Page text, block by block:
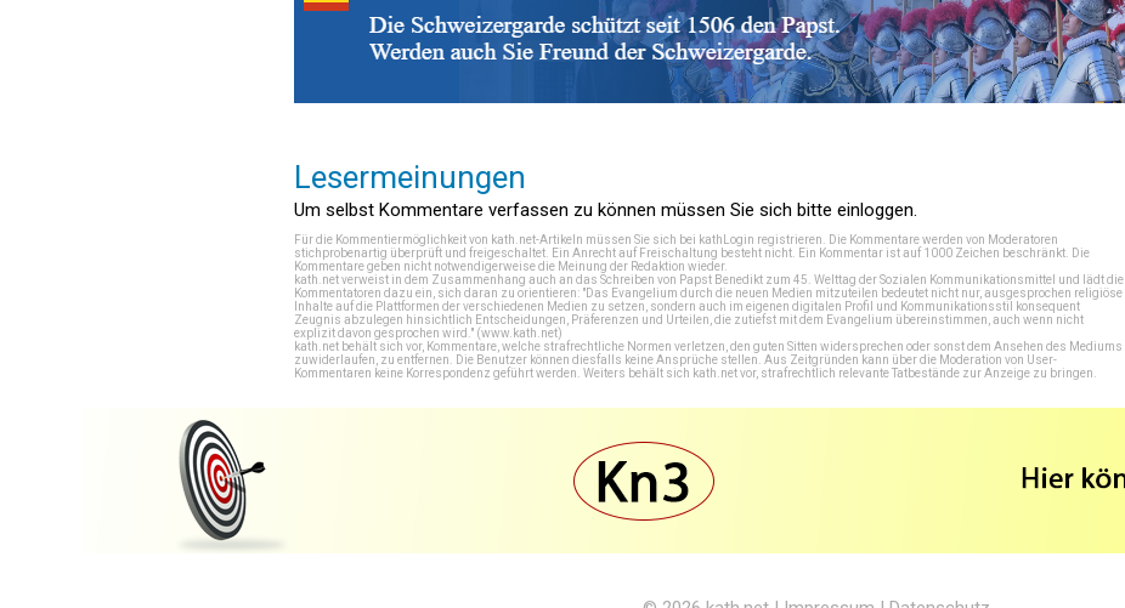
Lesermeinungen
Um selbst Kommentare verfassen zu können müssen Sie sich bitte einloggen.
Für die Kommentiermöglichkeit von kath.net-Artikeln müssen Sie sich bei kathLogin registrieren . Die Kommentare werden von Moderatoren
stichprobenartig überprüft und freigeschaltet. Ein Anrecht auf Freischaltung besteht nicht. Ein Kommentar ist auf 1000 Zeichen beschränkt. Die
Kommentare geben nicht notwendigerweise die Meinung der Redaktion wieder.
kath.net verweist in dem Zusammenhang auch an das Schreiben von Papst Benedikt zum 45. Welttag der Sozialen Kommunikationsmittel und lädt die
Kommentatoren dazu ein, sich daran zu orientieren: "Das Evangelium durch die neuen Medien mitzuteilen bedeutet nicht nur, ausgesprochen religiöse
Inhalte auf die Plattformen der verschiedenen Medien zu setzen, sondern auch im eigenen digitalen Profil und Kommunikationsstil konsequent
Zeugnis abzulegen hinsichtlich Entscheidungen, Präferenzen und Urteilen, die zutiefst mit dem Evangelium übereinstimmen, auch wenn nicht
explizit davon gesprochen wird." (www.kath.net)
kath.net behält sich vor, Kommentare, welche strafrechtliche Normen verletzen, den guten Sitten widersprechen oder sonst dem Ansehen des Mediums
zuwiderlaufen, zu entfernen. Die Benutzer können diesfalls keine Ansprüche stellen. Aus Zeitgründen kann über die Moderation von User-
Kommentaren keine Korrespondenz geführt werden. Weiters behält sich kath.net vor, strafrechtlich relevante Tatbestände zur Anzeige zu bringen.